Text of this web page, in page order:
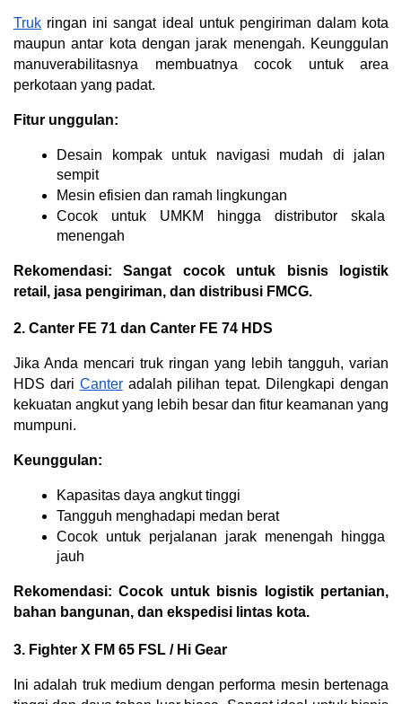
Truk ringan ini sangat ideal untuk pengiriman dalam kota
maupun antar kota dengan jarak menengah. Keunggulan
manuverabilitasnya membuatnya cocok untuk area
perkotaan yang padat.
Fitur unggulan:
Desain kompak untuk navigasi mudah di jalan
sempit
Mesin efisien dan ramah lingkungan
Cocok untuk UMKM hingga distributor skala
menengah
Rekomendasi: Sangat cocok untuk bisnis logistik
retail, jasa pengiriman, dan distribusi FMCG.
2. Canter FE 71 dan Canter FE 74 HDS
Jika Anda mencari truk ringan yang lebih tangguh, varian
HDS dari Canter adalah pilihan tepat. Dilengkapi dengan
kekuatan angkut yang lebih besar dan fitur keamanan yang
mumpuni.
Keunggulan:
Kapasitas daya angkut tinggi
Tangguh menghadapi medan berat
Cocok untuk perjalanan jarak menengah hingga
jauh
Rekomendasi: Cocok untuk bisnis logistik pertanian,
bahan bangunan, dan ekspedisi lintas kota.
3. Fighter X FM 65 FSL / Hi Gear
Ini adalah truk medium dengan performa mesin bertenaga